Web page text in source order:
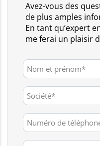
Avez-vous des
de plus amples
En tant qu’expert
me ferai un plaisir